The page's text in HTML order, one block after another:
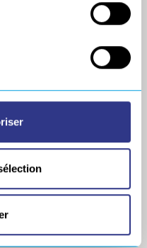
et
du
2
céramiques de soudage
commande